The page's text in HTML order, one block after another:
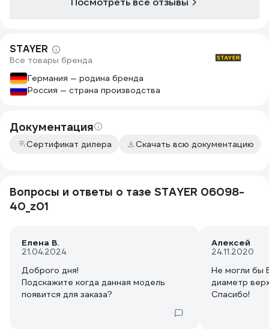
STAYER
Все товары бренда
Германия — родина бренда
Россия — страна производства
Документация
Сертификат дилера Скачать всю документацию
Вопросы и ответы о тазе STAYER 06098-
40_z01
Елена В.
21.04.2024
Доброго дня!
Подскажите когда данная модель
появится для заказа?
Алексей
24.11.2020
Не могли бы
диаметр
Спасибо!